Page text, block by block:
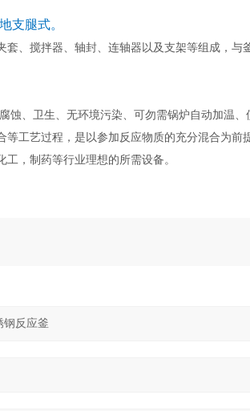
腿式。
套、搅拌器、轴封、连轴器以及支架等组成，与
蚀、卫生、无环境污染、可勿需锅炉自动加温
工艺过程，是以参加反应物质的充分混合为
，制药等行业理想的所需设备。